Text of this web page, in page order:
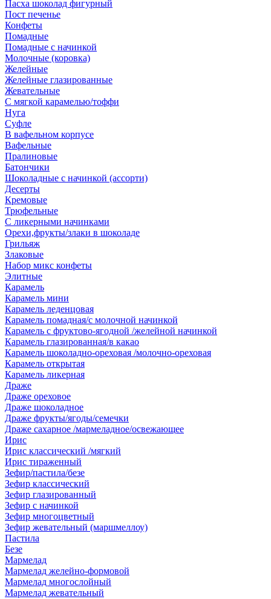
Пасха шоколад фигурный
Пост печенье
Конфеты
Помадные
Помадные с начинкой
Молочные (коровка)
Желейные
Желейные глазированные
Жевательные
С мягкой карамелью/тоффи
Нуга
Суфле
В вафельном корпусе
Вафельные
Пралиновые
Батончики
Шоколадные с начинкой (ассорти)
Десерты
Кремовые
Трюфельные
С ликерными начинками
Орехи,фрукты/злаки в шоколаде
Грильяж
Злаковые
Набор микс конфеты
Элитные
Карамель
Карамель мини
Карамель леденцовая
Карамель помадная/с молочной начинкой
Карамель с фруктово-ягодной /желейной начинкой
Карамель глазированная/в какао
Карамель шоколадно-ореховая /молочно-ореховая
Карамель открытая
Карамель ликерная
Драже
Драже ореховое
Драже шоколадное
Драже фрукты/ягоды/семечки
Драже сахарное /мармеладное/освежающее
Ирис
Ирис классический /мягкий
Ирис тираженный
Зефир/пастила/безе
Зефир классический
Зефир глазированный
Зефир с начинкой
Зефир многоцветный
Зефир жевательный (маршмеллоу)
Пастила
Безе
Мармелад
Мармелад желейно-формовой
Мармелад многослойный
Мармелад жевательный